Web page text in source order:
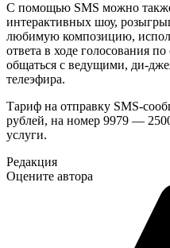
С помощью SMS можно
интерактивных шоу,
любимую композицию,
ответа в ходе голосования
общаться с ведущими, ди-
телеэфира.
Тариф на отправку SMS-
рублей, на номер 9979 —
услуги.
Редакция
Оцените автора